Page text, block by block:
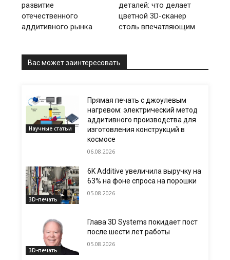
развитие
отечественного
аддитивного рынка
деталей: что делает
цветной 3D-сканер
столь впечатляющим
Вас может заинтересовать
Научные статьи
Прямая печать с джоулевым
нагревом: электрический метод
аддитивного производства для
изготовления конструкций в
космосе
06.08.2026
3D-печать
6K Additive увеличила выручку на
63% на фоне спроса на порошки
05.08.2026
3D-печать
Глава 3D Systems покидает пост
после шести лет работы
05.08.2026